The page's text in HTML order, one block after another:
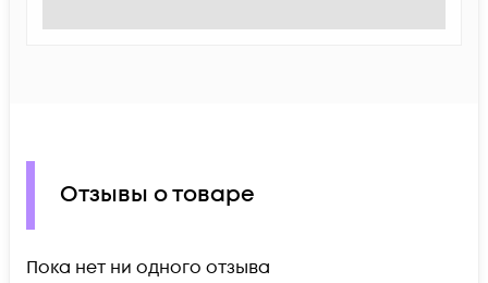
Отзывы о товаре
Пока нет ни одного отзыва